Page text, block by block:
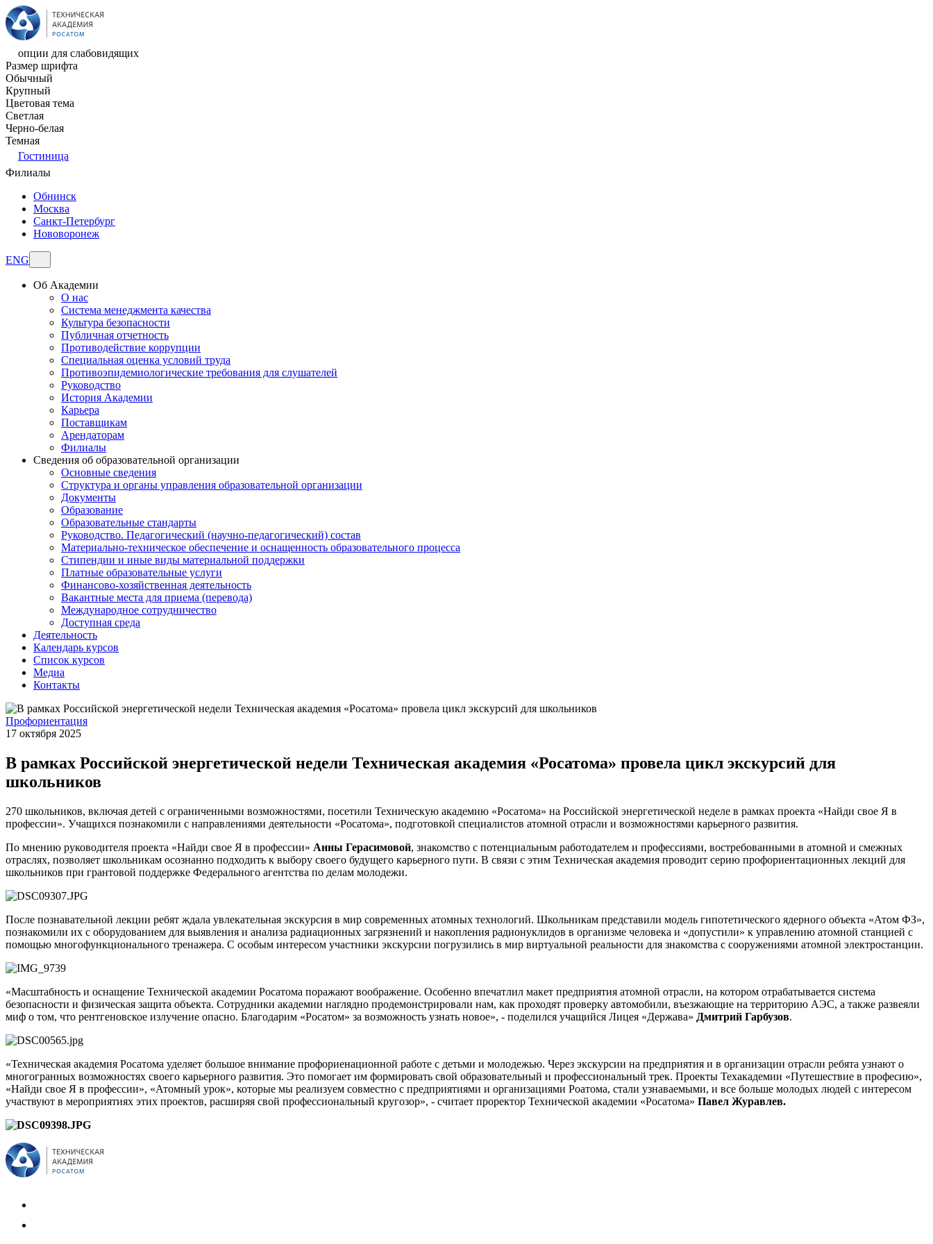
опции для слабовидящих
Размер шрифта
Обычный
Крупный
Цветовая тема
Светлая
Черно-белая
Темная
Гостиница
Филиалы
Обнинск
Москва
Санкт-Петербург
Нововоронеж
ENG
Об Академии
О нас
Система менеджмента качества
Культура безопасности
Публичная отчетность
Противодействие коррупции
Специальная оценка условий труда
Противоэпидемиологические требования для слушателей
Руководство
История Академии
Карьера
Поставщикам
Арендаторам
Филиалы
Сведения об образовательной организации
Основные сведения
Структура и органы управления образовательной организации
Документы
Образование
Образовательные стандарты
Руководство. Педагогический (научно-педагогический) состав
Материально-техническое обеспечение и оснащенность образовательного процесса
Стипендии и иные виды материальной поддержки
Платные образовательные услуги
Финансово-хозяйственная деятельность
Вакантные места для приема (перевода)
Международное сотрудничество
Доступная среда
Деятельность
Календарь курсов
Список курсов
Медиа
Контакты
Профориентация
17 октября 2025
В рамках Российской энергетической недели Техническая академия «Росатома» провела цикл экскурсий для
школьников
270 школьников, включая детей с ограниченными возможностями, посетили Техническую академию «Росатома» на Российской энергетической неделе в рамках проекта «Найди свое Я в
профессии». Учащихся познакомили с направлениями деятельности «Росатома», подготовкой специалистов атомной отрасли и возможностями карьерного развития.
По мнению руководителя проекта «Найди свое Я в профессии» Анны Герасимовой, знакомство с потенциальным работодателем и профессиями, востребованными в атомной и смежных
отраслях, позволяет школьникам осознанно подходить к выбору своего будущего карьерного пути. В связи с этим Техническая академия проводит серию профориентационных лекций для
школьников при грантовой поддержке Федерального агентства по делам молодежи.
После познавательной лекции ребят ждала увлекательная экскурсия в мир современных атомных технологий. Школьникам представили модель гипотетического ядерного объекта «Атом ФЗ»,
познакомили их с оборудованием для выявления и анализа радиационных загрязнений и накопления радионуклидов в организме человека и «допустили» к управлению атомной станцией с
помощью многофункционального тренажера. С особым интересом участники экскурсии погрузились в мир виртуальной реальности для знакомства с сооружениями атомной электростанции.
«Масштабность и оснащение Технической академии Росатома поражают воображение. Особенно впечатлил макет предприятия атомной отрасли, на котором отрабатывается система
безопасности и физическая защита объекта. Сотрудники академии наглядно продемонстрировали нам, как проходят проверку автомобили, въезжающие на территорию АЭС, а также развеяли
миф о том, что рентгеновское излучение опасно. Благодарим «Росатом» за возможность узнать новое», - поделился учащийся Лицея «Держава» Дмитрий Гарбузов.
«Техническая академия Росатома уделяет большое внимание профориенационной работе с детьми и молодежью. Через экскурсии на предприятия и в организации отрасли ребята узнают о
многогранных возможностях своего карьерного развития. Это помогает им формировать свой образовательный и профессиональный трек. Проекты Техакадемии «Путешествие в професию»,
«Найди свое Я в профессии», «Атомный урок», которые мы реализуем совместно с предприятиями и организациями Роатома, стали узнаваемыми, и все больше молодых людей с интересом
участвуют в мероприятиях этих проектов, расширяя свой профессиональный кругозор», - считает проректор Технической академии «Росатома» Павел Журавлев.